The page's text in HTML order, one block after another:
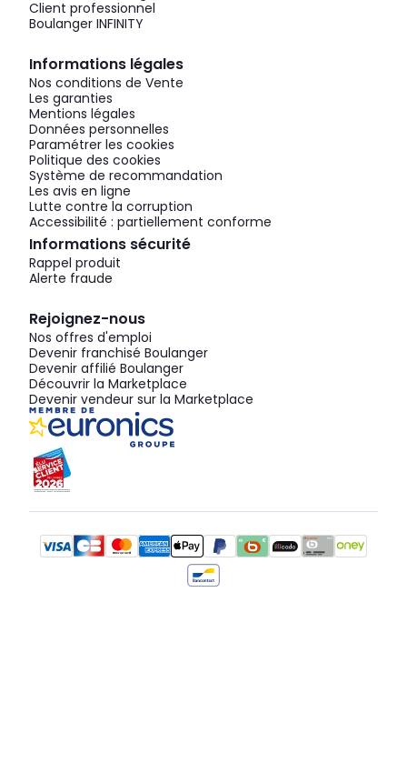
Client professionnel
Boulanger INFINITY
Informations légales
Nos conditions de Vente
Les garanties
Mentions légales
Données personnelles
Paramétrer les cookies
Politique des cookies
Système de recommandation
Les avis en ligne
Lutte contre la corruption
Accessibilité : partiellement conforme
Informations sécurité
Rappel produit
Alerte fraude
Rejoignez-nous
Nos offres d'emploi
Devenir franchisé Boulanger
Devenir affilié Boulanger
Découvrir la Marketplace
Devenir vendeur sur la Marketplace